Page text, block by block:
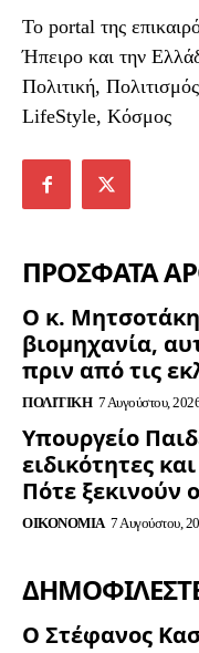
To portal της
Ήπειρο και την
Πολιτική,
LifeStyle, Κόσμος
ΠΡΟΣΦΑΤΑ
Ο κ.
βιομηχανία,
πριν από τις
ΠΟΛΙΤΙΚΉ 7 Αυγούστου,
Υπουργείο
ειδικότητες
Πότε ξεκινούν
ΟΙΚΟΝΟΜΊΑ 7 Αυγούστου,
Ο Στέφανος